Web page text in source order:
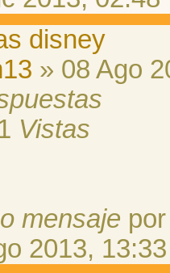
disney
» 08 Ago
Vistas
mensaje
2013, 13:33